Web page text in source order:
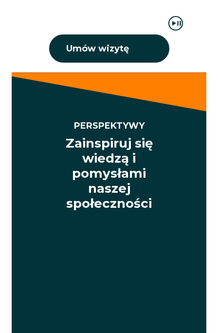
Umów wizytę
PERSPEKTYWY
Zainspiruj się
wiedzą i
pomysłami
naszej
społeczności